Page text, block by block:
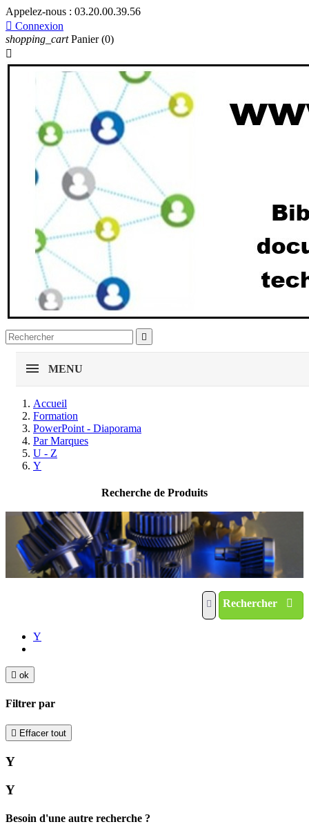
Appelez-nous : 03.20.00.39.56
 Connexion
shopping_cart Panier (0)


MENU
Accueil
Formation
PowerPoint - Diaporama
Par Marques
U - Z
Y
Recherche de Produits
Rechercher
Y
 ok
Filtrer par
 Effacer tout
Y
Y
Besoin d'une autre recherche ?